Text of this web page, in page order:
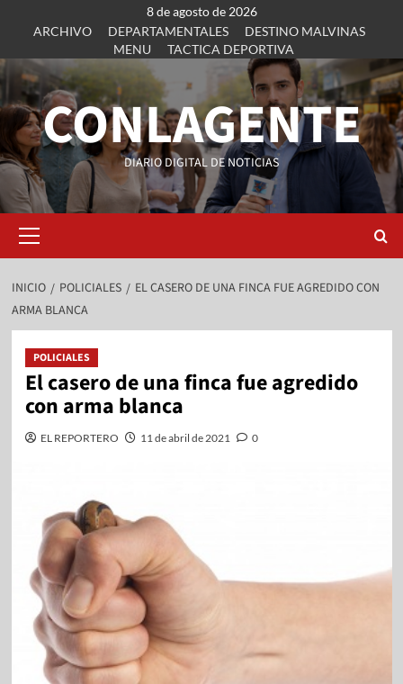
8 de agosto de 2026
ARCHIVO
DEPARTAMENTALES
DESTINO MALVINAS
MENU
TACTICA DEPORTIVA
CONLAGENTE
DIARIO DIGITAL DE NOTICIAS
INICIO POLICIALES
EL CASERO DE UNA FINCA FUE AGREDIDO CON
ARMA BLANCA
POLICIALES
El casero de una finca fue agredido
con arma blanca
EL REPORTERO 11 de abril de 2021 0